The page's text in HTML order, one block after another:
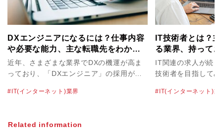
DXエンジニアになるには？仕事内容
や必要な能力、主な転職先をわかり
やすく解説！
近年、さまざまな業界でDXの機運が高ま
っており、「DXエンジニア」の採用が活
な役割を任されることもあって、高水準の
めにDXエンジニアを目指したいという方
IT(インターネット)業界
IT技術者とは？
る業界、持って
介！
IT関連の求人が続
技術者を目指して
とひと口にいって
IT(インターネット)業
Related information